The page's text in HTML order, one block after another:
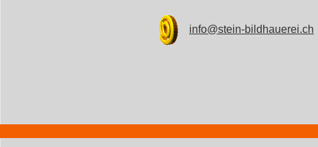
info@stein-bildhauerei.ch